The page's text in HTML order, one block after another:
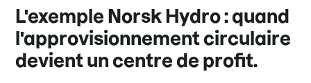
L'exemple Norsk Hydro : quand
l'approvisionnement circulaire
devient un centre de profit.